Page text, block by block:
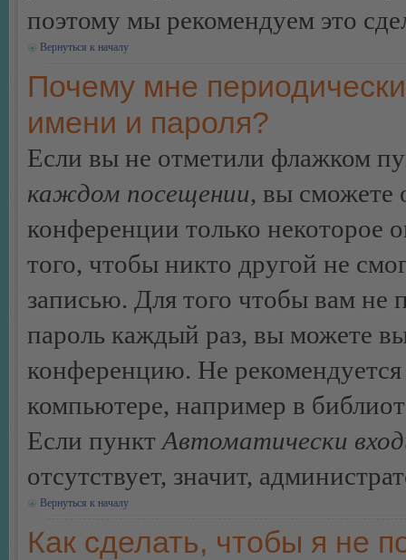
поэтому мы рекомендуем это
Вернуться к началу
Почему мне
имени и пароля?
Если вы не отметили флажком
каждом посещении, вы сможете
конференции только некоторое
того, чтобы никто другой не
записью. Для того чтобы вам не
пароль каждый раз, вы можете
конференцию. Не
компьютере, например в
Если пункт Автоматически
отсутствует, значит,
Вернуться к началу
Как сделать, чтобы я не